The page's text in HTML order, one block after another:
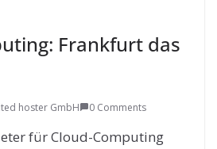
Frankfurt das
hoster GmbH 0 Comments
für Cloud-Computing